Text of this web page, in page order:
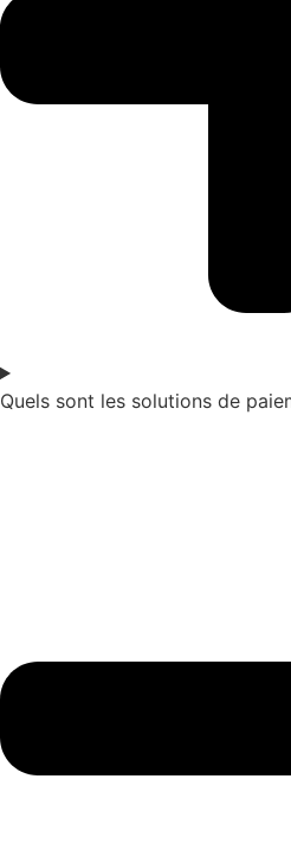
Quels sont les solutions de